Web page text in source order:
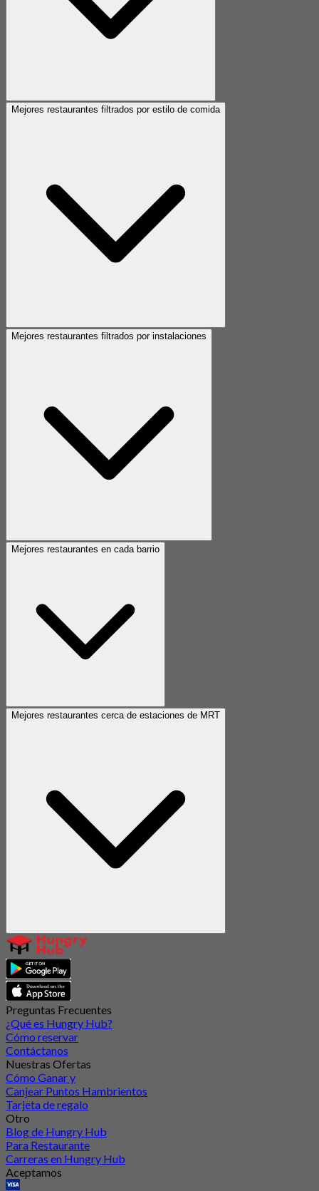
Mejores restaurantes filtrados por estilo de comida
Mejores restaurantes filtrados por instalaciones
Mejores restaurantes en cada barrio
Mejores restaurantes cerca de estaciones de MRT
Preguntas Frecuentes
¿Qué es Hungry Hub?
Cómo reservar
Contáctanos
Nuestras Ofertas
Cómo Ganar y
Canjear Puntos Hambrientos
Tarjeta de regalo
Otro
Blog de Hungry Hub
Para Restaurante
Carreras en Hungry Hub
Aceptamos